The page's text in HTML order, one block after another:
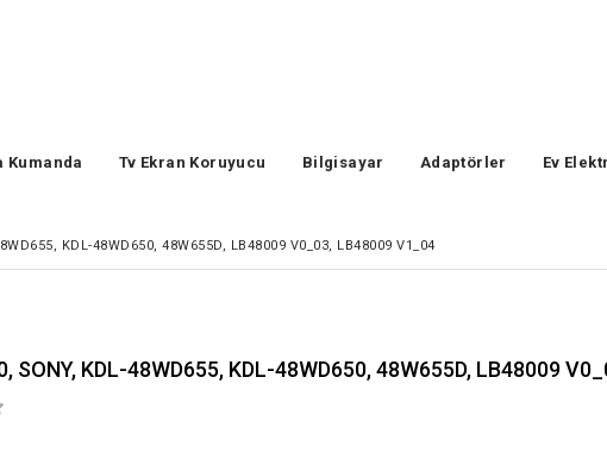
Kumanda Tv Ekran Koruyucu Bilgisayar Adaptörler Ev
KDL-48WD650, 48W655D, LB48009 V0_03, LB48009 V1_04
SONY, KDL-48WD655, KDL-48WD650, 48W655D, LB48009